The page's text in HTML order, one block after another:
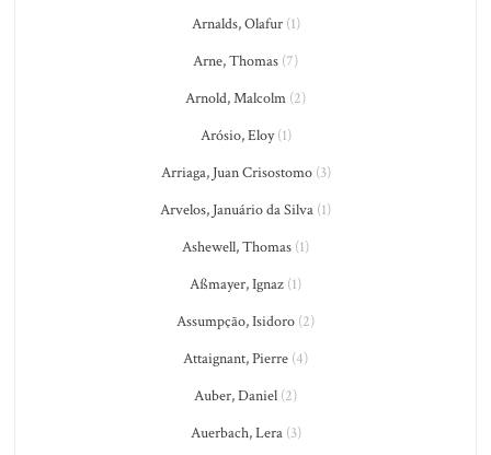
Arnalds, Olafur(1)
Arne, Thomas (7)
Arnold, Malcolm (2)
Arósio, Eloy(1)
Arriaga, Juan Crisostomo(3)
Arvelos, Januário da Silva (1)
Ashewell, Thomas (1)
Aßmayer, Ignaz (1)
Assumpção, Isidoro (2)
Attaignant, Pierre (4)
Auber, Daniel (2)
Auerbach, Lera(3)